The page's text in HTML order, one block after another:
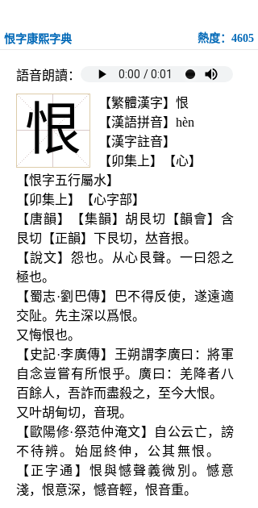
恨字康熙字典 熱度：4605
語音朗讀：
恨
【繁體漢字】恨
【漢語拼音】hèn
【漢字註音】
【卯集上】【心】
【恨字五行屬水】
【卯集上】【心字部】
【唐韻】【集韻】胡艮切【韻會】含
艮切【正韻】下艮切，𠀤音拫。
【說文】怨也。从心艮聲。一曰怨之
極也。
【蜀志·劉巴傳】巴不得反使，遂遠適
交阯。先主深以爲恨。
又悔恨也。
【史記·李廣傳】王朔謂李廣曰：將軍
自念豈嘗有所恨乎。廣曰：羌降者八
百餘人，吾詐而盡殺之，至今大恨。
又叶胡甸切，音現。
【歐陽修·祭范仲淹文】自公云亡，謗
不待辨。始屈終伸，公其無恨。
【正字通】恨與憾聲義微別。憾意
淺，恨意深，憾音輕，恨音重。